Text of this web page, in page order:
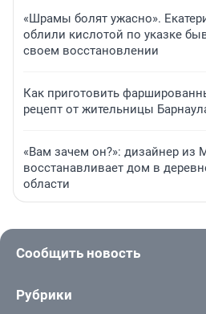
«Шрамы болят ужасно».
облили кислотой по указке
своем восстановлении
Как приготовить
рецепт от жительницы
«Вам зачем он?»: дизайнер из
восстанавливает дом в
области
Сообщить новость
Рубрики